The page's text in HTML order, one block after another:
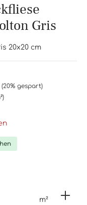
Gris
20x20 cm
(20% gespart)
)
m²